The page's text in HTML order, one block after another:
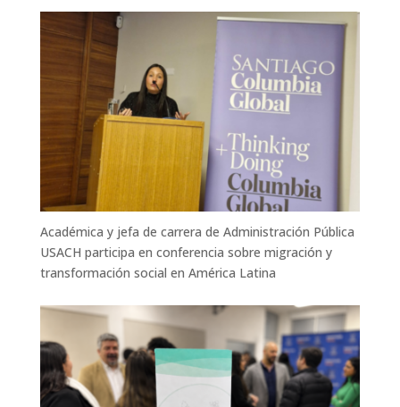
Académica y jefa de carrera de Administración Pública
USACH participa en conferencia sobre migración y
transformación social en América Latina